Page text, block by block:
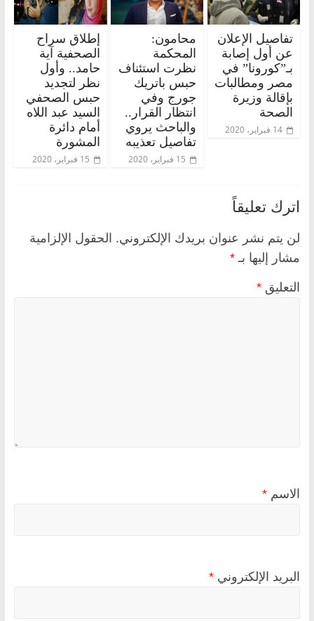
تفاصيل الإعلان
عن أول إصابة
بـ”كورونا” في
مصر ومطالبات
بإقالة وزيرة
الصحة
14 فبراير، 2020
محامون:
المحكمة
نظرت استئناف
حبس باتريك
جورج وفي
انتظار القرار..
والباحث يروي
تفاصيل تعذيبه
15 فبراير، 2020
إطلاق سراح
الصحفية آية
حامد.. وأول
نظر لتجديد
حبس الصحفي
السيد عبد اللاه
أمام دائرة
المشورة
15 فبراير، 2020
اترك تعليقاً
لن يتم نشر عنوان بريدك الإلكتروني. الحقول الإلزامية
مشار إليها بـ *
التعليق *
الاسم *
البريد الإلكتروني *